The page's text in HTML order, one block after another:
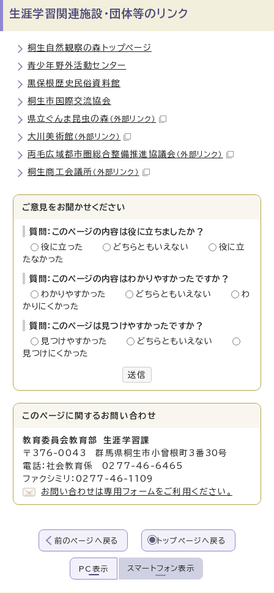
生涯学習関連施設・団体等のリンク
桐生自然観察の森トップページ
青少年野外活動センター
黒保根歴史民俗資料館
桐生市国際交流協会
県立ぐんま昆虫の森 （外部リンク）
大川美術館 （外部リンク）
両毛広域都市圏総合整備推進協議会 （外部リンク）
桐生商工会議所 （外部リンク）
ご意見をお聞かせください
質問：このページの内容は役に立ちましたか？
役に立った
どちらともいえない
役に立
たなかった
質問：このページの内容はわかりやすかったですか？
わかりやすかった
どちらともいえない
わ
かりにくかった
質問：このページは見つけやすかったですか？
見つけやすかった
どちらともいえない
見つけにくかった
送信
このページに関する お問い合わせ
教育委員会教育部 生涯学習課
〒376-0043 群馬県桐生市小曾根町3番30号
電話：社会教育係 0277-46-6465
ファクシミリ：0277-46-1109
お問い合わせは専用フォームをご利用ください。
前のページへ戻る トップページへ戻る
PC表示 スマートフォン表示